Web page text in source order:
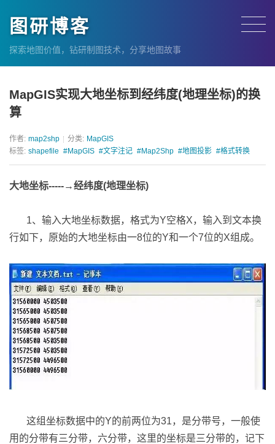
图研博客
探索地图价值，钻研制图技术，分享地图故事
MapGIS实现大地坐标到经纬度(地理坐标)的换
算
作者: map2shp 分类: MapGIS
标签: shapefile #MapGIS #文字注记 #Map2Shp #地图投影 #格式转换
大地坐标-----→经纬度(地理坐标)
1、输入大地坐标数据，格式为Y空格X，输入到文本换
行如下，原始的大地坐标由一8位的Y和一个7位的X组成。
这组坐标数据中的Y的前两位为31，是分带号，一般使
用的分带有三分带，六分带，这里的坐标是三分带的，记下